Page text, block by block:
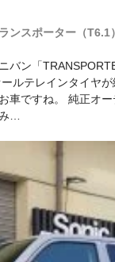
ンスポーター（T6.1
バン「
ルテレインタイヤ
車ですね。 純正オ
…